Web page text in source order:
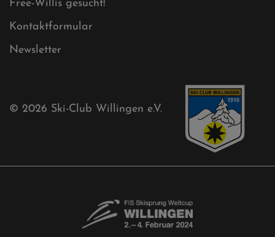
Free-Willis gesucht!
Kontaktformular
Newsletter
© 2026 Ski-Club Willingen e.V.